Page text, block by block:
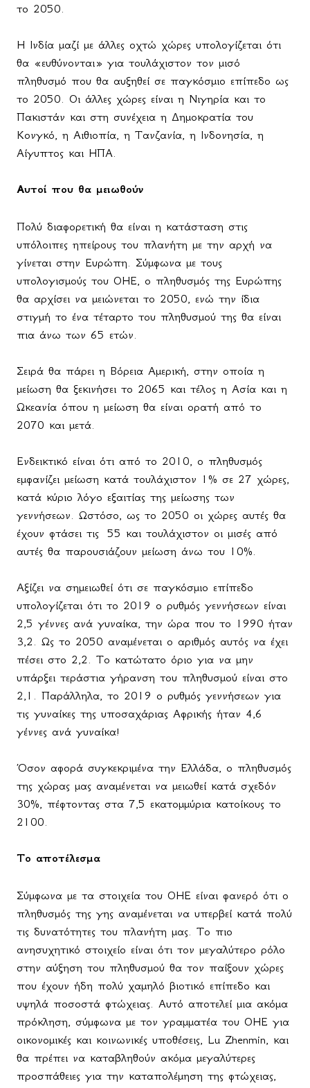
το 2050.
Η Ινδία μαζί με άλλες οχτώ χώρες υπολογίζεται ότι
θα «ευθύνονται» για τουλάχιστον τον μισό
πληθυσμό που θα αυξηθεί σε παγκόσμιο επίπεδο ως
το 2050. Οι άλλες χώρες είναι η Νιγηρία και το
Πακιστάν και στη συνέχεια η Δημοκρατία του
Κονγκό, η Αιθιοπία, η Τανζανία, η Ινδονησία, η
Αίγυπτος και ΗΠΑ.
Αυτοί που θα μειωθούν
Πολύ διαφορετική θα είναι η κατάσταση στις
υπόλοιπες ηπείρους του πλανήτη με την αρχή να
γίνεται στην Ευρώπη. Σύμφωνα με τους
υπολογισμούς του ΟΗΕ, ο πληθυσμός της Ευρώπης
θα αρχίσει να μειώνεται το 2050, ενώ την ίδια
στιγμή το ένα τέταρτο του πληθυσμού της θα είναι
πια άνω των 65 ετών.
Σειρά θα πάρει η Βόρεια Αμερική, στην οποία η
μείωση θα ξεκινήσει το 2065 και τέλος η Ασία και η
Ωκεανία όπου η μείωση θα είναι ορατή από το
2070 και μετά.
Ενδεικτικό είναι ότι από το 2010, ο πληθυσμός
εμφανίζει μείωση κατά τουλάχιστον 1% σε 27 χώρες,
κατά κύριο λόγο εξαιτίας της μείωσης των
γεννήσεων. Ωστόσο, ως το 2050 οι χώρες αυτές θα
έχουν φτάσει τις 55 και τουλάχιστον οι μισές από
αυτές θα παρουσιάζουν μείωση άνω του 10%.
Αξίζει να σημειωθεί ότι σε παγκόσμιο επίπεδο
υπολογίζεται ότι το 2019 ο ρυθμός γεννήσεων είναι
2,5 γέννες ανά γυναίκα, την ώρα που το 1990 ήταν
3,2. Ως το 2050 αναμένεται ο αριθμός αυτός να έχει
πέσει στο 2,2. Το κατώτατο όριο για να μην
υπάρξει τεράστια γήρανση του πληθυσμού είναι στο
2,1. Παράλληλα, το 2019 ο ρυθμός γεννήσεων για
τις γυναίκες της υποσαχάριας Αφρικής ήταν 4,6
γέννες ανά γυναίκα!
Όσον αφορά συγκεκριμένα την Ελλάδα, ο πληθυσμός
της χώρας μας αναμένεται να μειωθεί κατά σχεδόν
30%, πέφτοντας στα 7,5 εκατομμύρια κατοίκους το
2100.
Το αποτέλεσμα
Σύμφωνα με τα στοιχεία του ΟΗΕ είναι φανερό ότι ο
πληθυσμός της γης αναμένεται να υπερβεί κατά πολύ
τις δυνατότητες του πλανήτη μας. Το πιο
ανησυχητικό στοιχείο είναι ότι τον μεγαλύτερο ρόλο
στην αύξηση του πληθυσμού θα τον παίξουν χώρες
που έχουν ήδη πολύ χαμηλό βιοτικό επίπεδο και
υψηλά ποσοστά φτώχειας. Αυτό αποτελεί μια ακόμα
πρόκληση, σύμφωνα με τον γραμματέα του ΟΗΕ για
οικονομικές και κοινωνικές υποθέσεις, Lu Zhenmin, και
θα πρέπει να καταβληθούν ακόμα μεγαλύτερες
προσπάθειες για την καταπολέμηση της φτώχειας,